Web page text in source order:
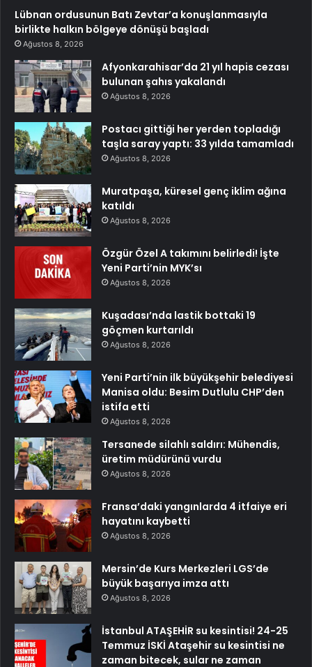
Lübnan ordusunun Batı Zevtar’a konuşlanmasıyla
birlikte halkın bölgeye dönüşü başladı
Ağustos 8, 2026
Afyonkarahisar’da 21 yıl hapis cezası
bulunan şahıs yakalandı
Ağustos 8, 2026
Postacı gittiği her yerden topladığı
taşla saray yaptı: 33 yılda tamamladı
Ağustos 8, 2026
Muratpaşa, küresel genç iklim ağına
katıldı
Ağustos 8, 2026
Özgür Özel A takımını belirledi! İşte
Yeni Parti’nin MYK’sı
Ağustos 8, 2026
Kuşadası’nda lastik bottaki 19
göçmen kurtarıldı
Ağustos 8, 2026
Yeni Parti’nin ilk büyükşehir belediyesi
Manisa oldu: Besim Dutlulu CHP’den
istifa etti
Ağustos 8, 2026
Tersanede silahlı saldırı: Mühendis,
üretim müdürünü vurdu
Ağustos 8, 2026
Fransa’daki yangınlarda 4 itfaiye eri
hayatını kaybetti
Ağustos 8, 2026
Mersin’de Kurs Merkezleri LGS’de
büyük başarıya imza attı
Ağustos 8, 2026
İstanbul ATAŞEHİR su kesintisi! 24-25
Temmuz İSKİ Ataşehir su kesintisi ne
zaman bitecek, sular ne zaman